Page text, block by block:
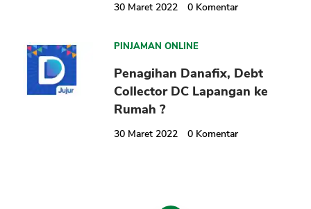
30 Maret 2022 0 Komentar
PINJAMAN ONLINE
Penagihan Danafix, Debt
Collector DC Lapangan ke
Rumah ?
30 Maret 2022 0 Komentar